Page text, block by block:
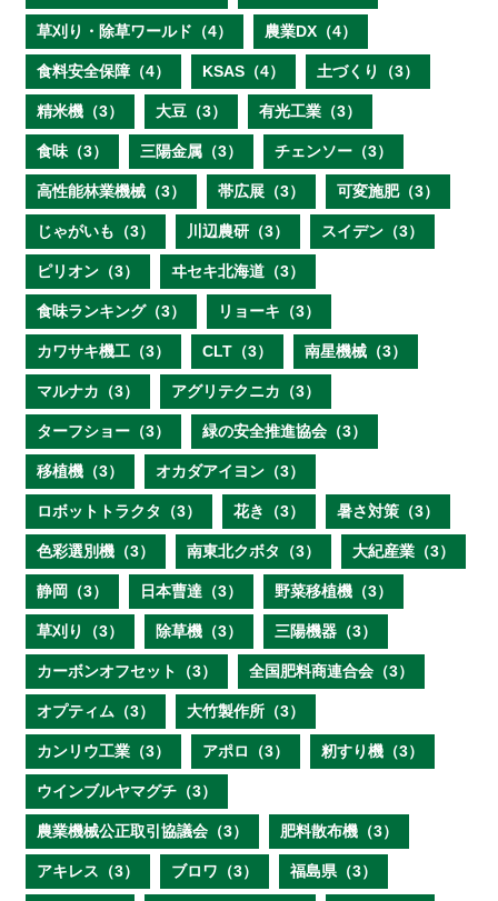
草刈り・除草ワールド（4） 農業DX（4）
食料安全保障（4） KSAS（4） 土づくり（3）
精米機（3） 大豆（3） 有光工業（3）
食味（3） 三陽金属（3） チェンソー（3）
高性能林業機械（3） 帯広展（3） 可変施肥（3）
じゃがいも（3） 川辺農研（3） スイデン（3）
ピリオン（3） ヰセキ北海道（3）
食味ランキング（3） リョーキ（3）
カワサキ機工（3） CLT（3） 南星機械（3）
マルナカ（3） アグリテクニカ（3）
ターフショー（3） 緑の安全推進協会（3）
移植機（3） オカダアイヨン（3）
ロボットトラクタ（3） 花き（3） 暑さ対策（3）
色彩選別機（3） 南東北クボタ（3） 大紀産業（3）
静岡（3） 日本曹達（3） 野菜移植機（3）
草刈り（3） 除草機（3） 三陽機器（3）
カーボンオフセット（3） 全国肥料商連合会（3）
オプティム（3） 大竹製作所（3）
カンリウ工業（3） アポロ（3） 籾すり機（3）
ウインブルヤマグチ（3）
農業機械公正取引協議会（3） 肥料散布機（3）
アキレス（3） ブロワ（3） 福島県（3）